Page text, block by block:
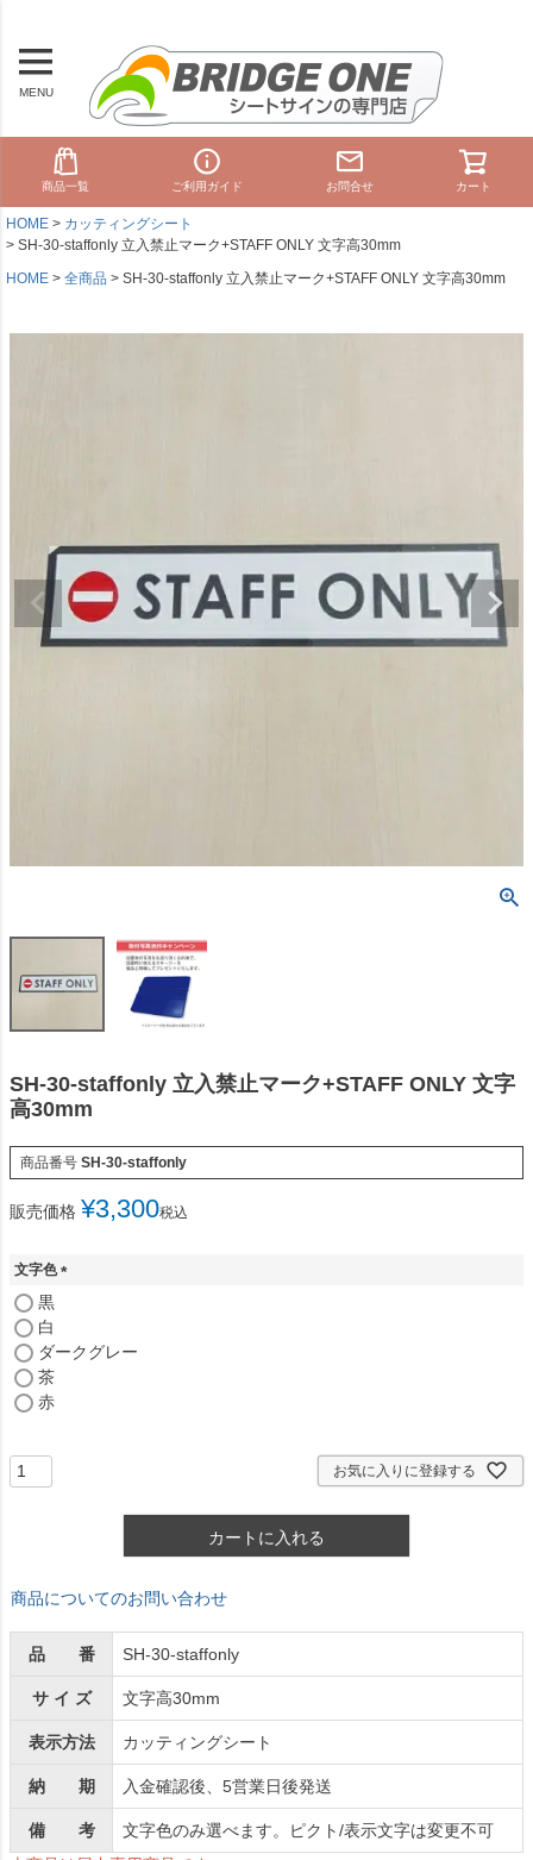
MENU
商品一覧 ご利用ガイド お問合せ カート
HOME
カッティングシート
SH-30-staffonly 立入禁止マーク+STAFF ONLY 文字高30mm
HOME
全商品 SH-30-staffonly 立入禁止マーク+STAFF ONLY 文字高30mm
SH-30-staffonly 立入禁止マーク+STAFF ONLY 文字
高30mm
商品番号 SH-30-staffonly
販売価格 ¥3,300税込
文字色
黒
白
ダークグレー
茶
赤
お気に入りに登録する
カートに入れる
商品についてのお問い合わせ
品 番 SH-30-staffonly
サ イ ズ 文字高30mm
表示方法 カッティングシート
納 期 入金確認後、5営業日後発送
備 考
文字色のみ選べます。ピクト/表示文字は変更不可